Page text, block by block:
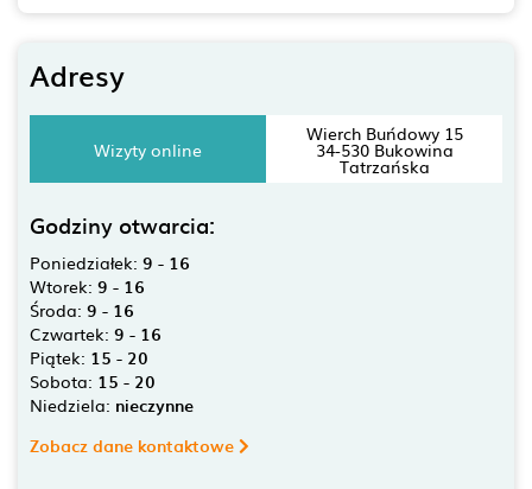
Adresy
Wizyty online
Wierch Buńdowy 15
34-530 Bukowina
Tatrzańska
Godziny otwarcia:
Poniedziałek: 9 - 16
Wtorek: 9 - 16
Środa: 9 - 16
Czwartek: 9 - 16
Piątek: 15 - 20
Sobota: 15 - 20
Niedziela: nieczynne
Zobacz dane kontaktowe